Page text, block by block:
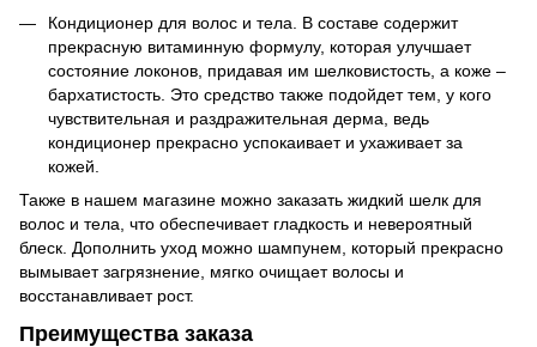
Кондиционер для волос и тела. В составе содержит
прекрасную витаминную формулу, которая улучшает
состояние локонов, придавая им шелковистость, а коже –
бархатистость. Это средство также подойдет тем, у кого
чувствительная и раздражительная дерма, ведь
кондиционер прекрасно успокаивает и ухаживает за
кожей.
Также в нашем магазине можно заказать жидкий шелк для
волос и тела, что обеспечивает гладкость и невероятный
блеск. Дополнить уход можно шампунем, который прекрасно
вымывает загрязнение, мягко очищает волосы и
восстанавливает рост.
Преимущества заказа